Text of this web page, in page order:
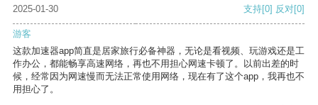
2025-01-30
支持[0] 反对[0]
游客
这款加速器app简直是居家旅行必备神器，无论是看视频、玩游戏还是工
作办公，都能畅享高速网络，再也不用担心网速卡顿了。以前出差的时
候，经常因为网速慢而无法正常使用网络，现在有了这个app，我再也不
用担心了。